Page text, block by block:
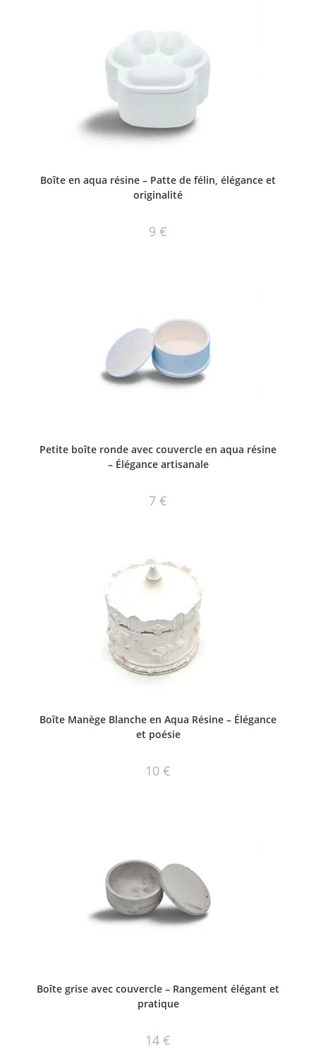
Boîte en aqua résine – Patte de félin, élégance et
originalité
9 €
Petite boîte ronde avec couvercle en aqua résine
– Élégance artisanale
7 €
Boîte Manège Blanche en Aqua Résine – Élégance
et poésie
10 €
Boîte grise avec couvercle – Rangement élégant et
pratique
14 €